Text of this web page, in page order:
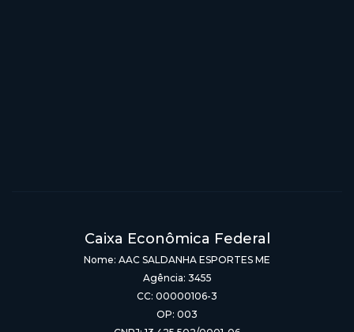
Caixa Econômica Federal
Nome: AAC SALDANHA ESPORTES ME
Agência: 3455
CC: 00000106-3
OP: 003